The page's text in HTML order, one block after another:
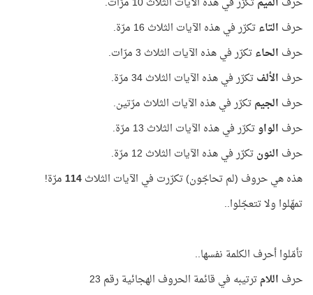
حرف التاءتكرّر في هذه الآيات الثلاث 16 مرّة.
حرف الحاءتكرّر في هذه الآيات الثلاث 3 مرّات.
حرف الألفتكرّر في هذه الآيات الثلاث 34 مرّة.
حرف الجيمتكرّر في هذه الآيات الثلاث مرّتين.
حرف الواوتكرّر في هذه الآيات الثلاث 13 مرّة.
حرف النونتكرّر في هذه الآيات الثلاث 12 مرّة.
هذه هي حروف (لم تحاجّون) تكرّرت في الآيات الثلاث114مرّة!
تمهّلوا ولا تتعجّلوا..
تأمّلوا أحرف الكلمة نفسها..
حرف اللامترتيبه في قائمة الحروف الهجائية رقم 23